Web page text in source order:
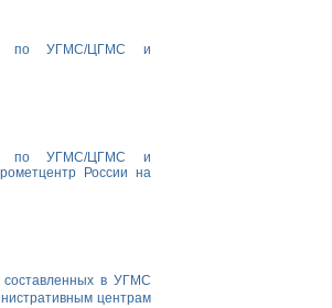
по УГМС/ЦГМС и
по УГМС/ЦГМС и
России на
составленных в УГМС
центрам